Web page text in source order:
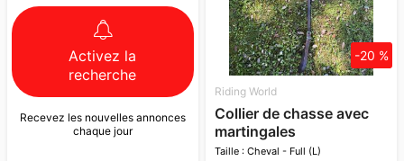
Activez la
recherche
Recevez les nouvelles annonces
chaque jour
Riding World
Collier de chasse avec
martingales
Taille : Cheval - Full (L)
-20 %